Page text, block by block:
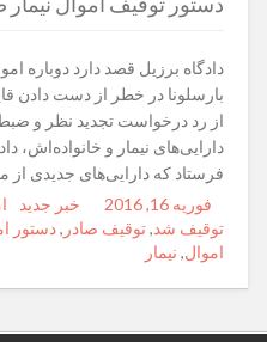
دادگاه برزیل قصد دارد دوباره
بارسلونا در خطر از دست
دارایی‌های نیمار و خانواده‌اش،
فرستاد که دارایی‌های جدیدی از
Posted
on
فوریه 16, 2016 Author
خبر جدید
توقیف شد,توقیف صادر ,دستور
اموال, نیمار